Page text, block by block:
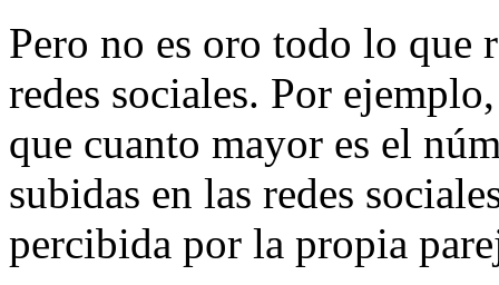
Pero no es oro todo lo que
redes sociales. Por
que cuanto mayor es el
subidas en las redes
percibida por la propia